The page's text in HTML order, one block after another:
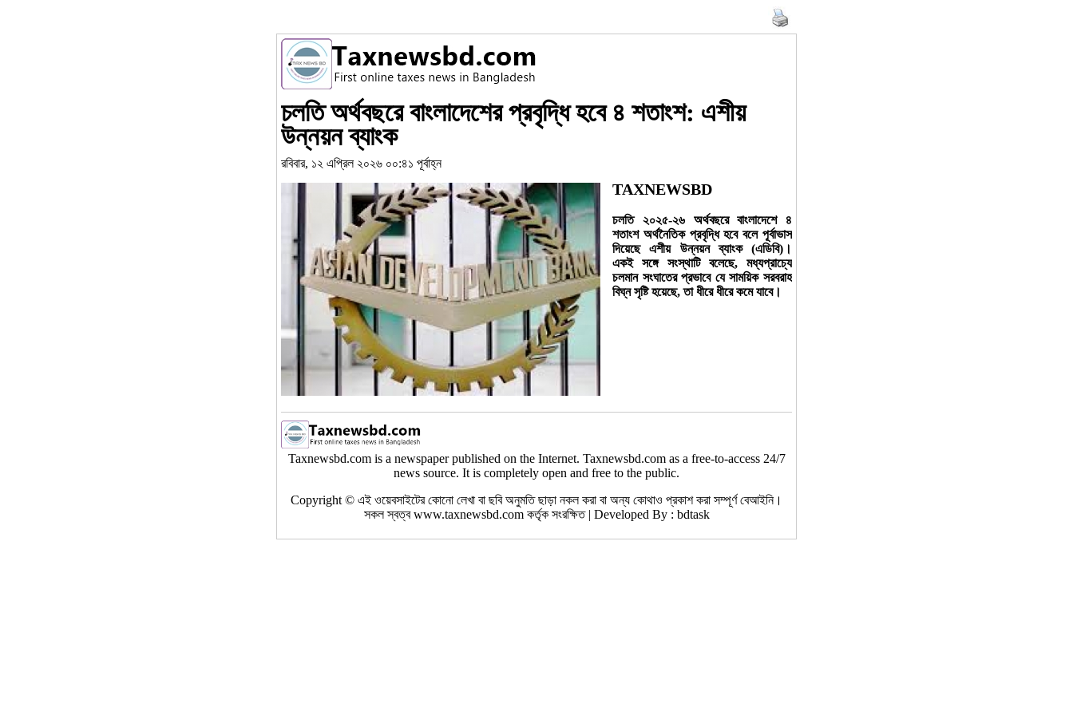
চলতি অর্থবছরে বাংলাদেশের প্রবৃদ্ধি হবে ৪ শতাংশ: এশীয়
উন্নয়ন ব্যাংক
রবিবার, ১২ এপ্রিল ২০২৬ ০০:৪১ পূর্বাহ্ন
TAXNEWSBD
চলতি ২০২৫-২৬ অর্থবছরে বাংলাদেশে ৪
শতাংশ অর্থনৈতিক প্রবৃদ্ধি হবে বলে পূর্বাভাস
দিয়েছে এশীয় উন্নয়ন ব্যাংক (এডিবি)।
একই সঙ্গে সংস্থাটি বলেছে, মধ্যপ্রাচ্যে
চলমান সংঘাতের প্রভাবে যে সাময়িক সরবরাহ
বিঘ্ন সৃষ্টি হয়েছে, তা ধীরে ধীরে কমে যাবে।
Taxnewsbd.com is a newspaper published on the Internet. Taxnewsbd.com as a free-to-access 24/7
news source. It is completely open and free to the public.
Copyright © এই ওয়েবসাইটের কোনো লেখা বা ছবি অনুমতি ছাড়া নকল করা বা অন্য কোথাও প্রকাশ করা সম্পূর্ণ বেআইনি।
সকল স্বত্ব www.taxnewsbd.com কর্তৃক সংরক্ষিত | Developed By : bdtask